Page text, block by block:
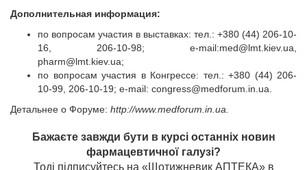
Дополнительная информация:
по вопросам участия в выставках: тел.: +380 (44) 206-10-
16, 206-10-98; e-mail:med@lmt.kiev.ua,
pharm@lmt.kiev.ua;
по вопросам участия в Конгрессе: тел.: +380 (44) 206-
10-99, 206-10-19; e-mail: congress@medforum.in.ua.
Детальнее о Форуме: http://www.medforum.in.ua.
Бажаєте завжди бути в курсі останніх новин
фармацевтичної галузі?
Тоді підписуйтесь на «Щотижневик АПТЕКА» в